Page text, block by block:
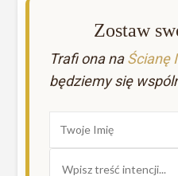
Zostaw
Trafi ona naŚcianę
będziemy się